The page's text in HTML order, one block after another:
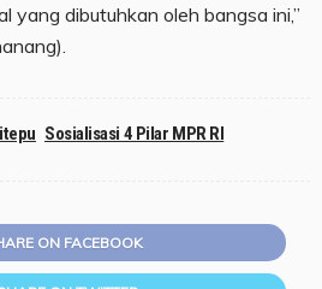
yang dibutuhkan oleh bangsa ini,”
Sosialisasi 4 Pilar MPR RI
ON FACEBOOK